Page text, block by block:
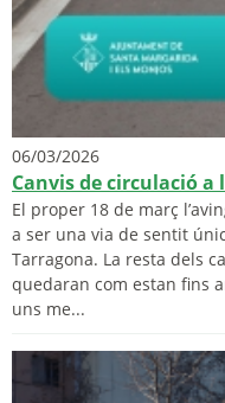
06/03/2026
Canvis de circulació a
El proper 18 de març
a ser una via de sentit
Tarragona. La resta dels
quedaran com estan fins
uns me...